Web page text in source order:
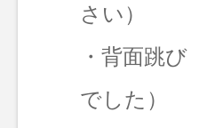
さい）
・背面跳
でした）